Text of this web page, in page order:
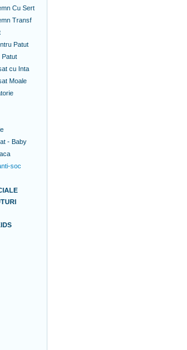
Cu Sert
Transf
Patut
Patut
cu Inta
Moale
- Baby
soc